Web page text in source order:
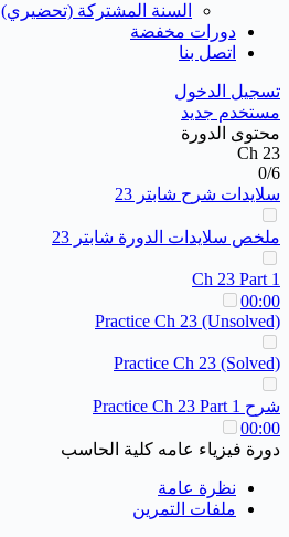
السنة المشتركة (تحضيري)
دورات مخفضة
اتصل بنا
تسجيل الدخول
مستخدم جديد
محتوى الدورة
Ch 23
0/6
سلايدات شرح شابتر 23
ملخص سلايدات الدورة شابتر 23
Ch 23 Part 1
00:00
Practice Ch 23 (Unsolved)
Practice Ch 23 (Solved)
شرح Practice Ch 23 Part 1
00:00
دورة فيزياء عامه كلية الحاسب
نظرة عامة
ملفات التمرين